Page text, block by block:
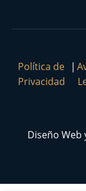
Política de
Privacidad
|
Diseño Web